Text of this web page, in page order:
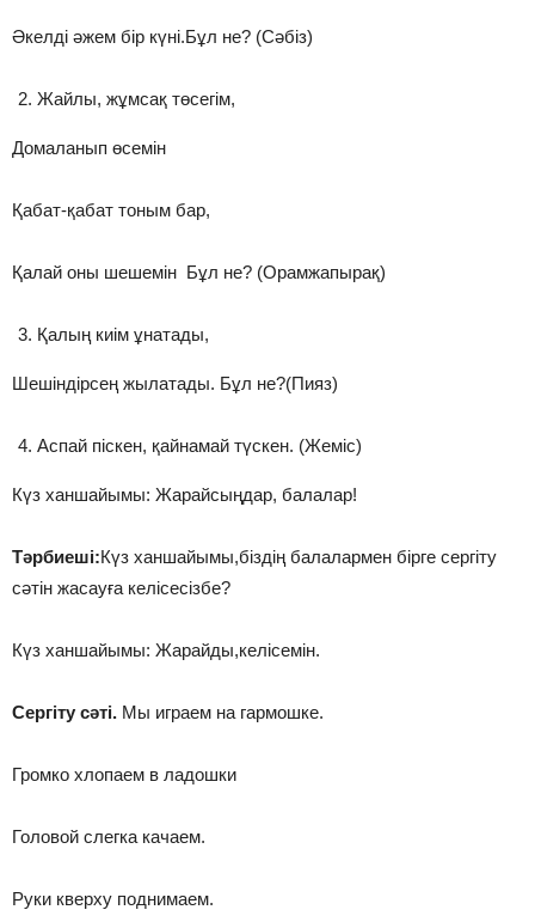
Әкелді әжем бір күні.Бұл не? (Сәбіз)
Жайлы, жұмсақ төсегім,
Домаланып өсемін
Қабат-қабат тоным бар,
Қалай оны шешемін Бұл не? (Орамжапырақ)
Қалың киім ұнатады,
Шешіндірсең жылатады. Бұл не?(Пияз)
Аспай піскен, қайнамай түскен. (Жеміс)
Күз ханшайымы: Жарайсыңдар, балалар!
Тәрбиеші:Күз ханшайымы,біздің балалармен бірге сергіту
сәтін жасауға келісесізбе?
Күз ханшайымы: Жарайды,келісемін.
Сергіту сәті. Мы играем на гармошке.
Громко хлопаем в ладошки
Головой слегка качаем.
Руки кверху поднимаем.